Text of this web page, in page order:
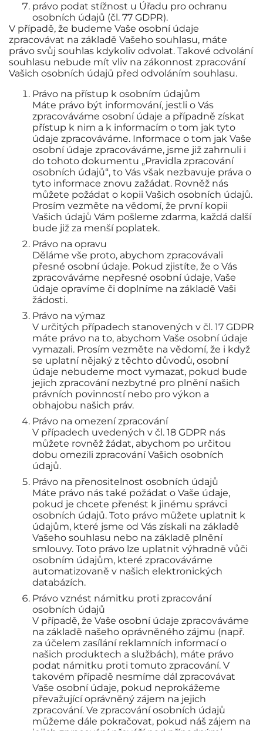
právo podat stížnost u Úřadu pro ochranu
osobních údajů (čl. 77 GDPR).
V případě, že budeme Vaše osobní údaje
zpracovávat na základě Vašeho souhlasu, máte
právo svůj souhlas kdykoliv odvolat. Takové odvolání
souhlasu nebude mít vliv na zákonnost zpracování
Vašich osobních údajů před odvoláním souhlasu.
Právo na přístup k osobním údajům
Máte právo být informování, jestli o Vás
zpracováváme osobní údaje a případně získat
přístup k nim a k informacím o tom jak tyto
údaje zpracováváme. Informace o tom jak Vaše
osobní údaje zpracováváme, jsme již zahrnuli i
do tohoto dokumentu „Pravidla zpracování
osobních údajů“, to Vás však nezbavuje práva o
tyto informace znovu zažádat. Rovněž nás
můžete požádat o kopii Vašich osobních údajů.
Prosím vezměte na vědomí, že první kopii
Vašich údajů Vám pošleme zdarma, každá další
bude již za menší poplatek.
Právo na opravu
Děláme vše proto, abychom zpracovávali
přesné osobní údaje. Pokud zjistíte, že o Vás
zpracováváme nepřesné osobní údaje, Vaše
údaje opravíme či doplníme na základě Vaši
žádosti.
Právo na výmaz
V určitých případech stanovených v čl. 17 GDPR
máte právo na to, abychom Vaše osobní údaje
vymazali. Prosím vezměte na vědomí, že i když
se uplatní nějaký z těchto důvodů, osobní
údaje nebudeme moct vymazat, pokud bude
jejich zpracování nezbytné pro plnění našich
právních povinností nebo pro výkon a
obhajobu našich práv.
Právo na omezení zpracování
V případech uvedených v čl. 18 GDPR nás
můžete rovněž žádat, abychom po určitou
dobu omezili zpracování Vašich osobních
údajů.
Právo na přenositelnost osobních údajů
Máte právo nás také požádat o Vaše údaje,
pokud je chcete přenést k jinému správci
osobních údajů. Toto právo můžete uplatnit k
údajům, které jsme od Vás získali na základě
Vašeho souhlasu nebo na základě plnění
smlouvy. Toto právo lze uplatnit výhradně vůči
osobním údajům, které zpracováváme
automatizovaně v našich elektronických
databázích.
Právo vznést námitku proti zpracování
osobních údajů
V případě, že Vaše osobní údaje zpracováváme
na základě našeho oprávněného zájmu (např.
za účelem zasílání reklamních informací o
našich produktech a službách), máte právo
podat námitku proti tomuto zpracování. V
takovém případě nesmíme dál zpracovávat
Vaše osobní údaje, pokud neprokážeme
převažující oprávněný zájem na jejich
zpracování. Ve zpracování osobních údajů
můžeme dále pokračovat, pokud náš zájem na